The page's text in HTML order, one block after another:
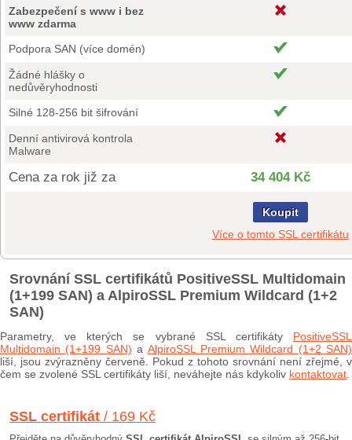
Zabezpečení s www i bez
www zdarma
Podpora SAN (více domén)
Žádné hlášky o
nedůvěryhodnosti
Silné 128-256 bit šifrování
Denní antivirová kontrola
Malware
Cena za rok již za 34 404 Kč
Koupit
Více o tomto SSL certifikátu
Srovnání SSL certifikátů PositiveSSL Multidomain
(1+199 SAN) a AlpiroSSL Premium Wildcard (1+2
SAN)
Parametry, ve kterých se vybrané SSL certifikáty PositiveSSL
Multidomain (1+199 SAN) a AlpiroSSL Premium Wildcard (1+2 SAN)
liší, jsou zvýrazněny červeně. Pokud z tohoto srovnání není zřejmé, v
čem se zvolené SSL certifikáty liší, neváhejte nás kdykoliv kontaktovat
SSL certifikát / 169 Kč